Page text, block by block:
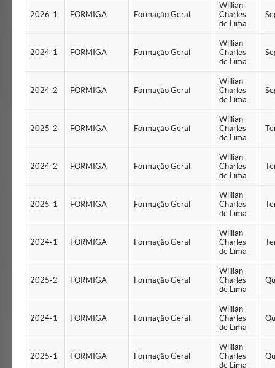
2026-1 FORMIGA Formação Geral
Willian
Charles
de Lima
2024-1 FORMIGA Formação Geral
Willian
Charles
de Lima
2024-2 FORMIGA Formação Geral
Willian
Charles
de Lima
2025-2 FORMIGA Formação Geral
Willian
Charles
de Lima
2024-2 FORMIGA Formação Geral
Willian
Charles
de Lima
2025-1 FORMIGA Formação Geral
Willian
Charles
de Lima
2024-1 FORMIGA Formação Geral
Willian
Charles
de Lima
2025-2 FORMIGA Formação Geral
Willian
Charles
de Lima
2024-1 FORMIGA Formação Geral
Willian
Charles
de Lima
2025-1 FORMIGA Formação Geral
Willian
Charles
de Lima